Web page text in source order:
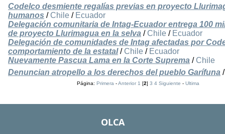
Codelco desmiente regalías previas en proyecto
humanos / Chile / Ecuador
Delegación comunitaria de Intag-Ecuador entrega 100
de proyecto Llurimagua en la selva / Chile / Ecuador
Delegación de comunidades de Intag afectadas por
comportamiento de la estatal/ Chile / Ecuador
Nuevamente Pascua Lama en la Corte Suprema / Chile
Denuncian atropello a los derechos del pueblo Garífuna
Página:Primera -Anterior 1 [2]3 4 Siguiente -Ultima
OLCA